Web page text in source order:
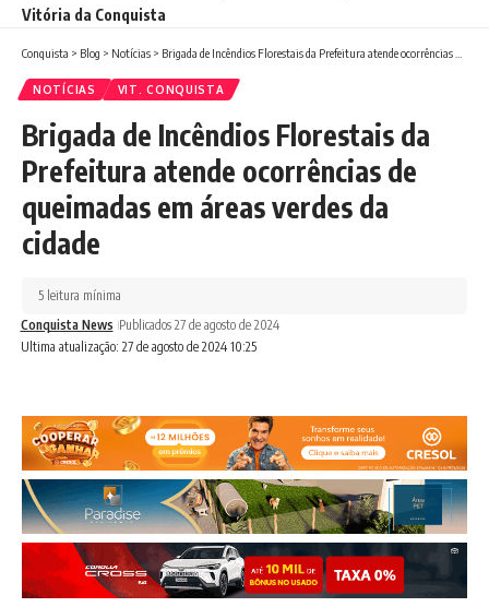
Vitória da Conquista
Conquista > Blog > Notícias > Brigada de Incêndios Florestais da Prefeitura atende ocorrências de queimadas em áreas verdes da cidade
NOTÍCIAS VIT. CONQUISTA
Brigada de Incêndios Florestais da
Prefeitura atende ocorrências de
queimadas em áreas verdes da
cidade
Ultima atualização: 27 de agosto de 2024 10:25
Conquista News Publicados 27 de agosto de 2024
5 leitura mínima